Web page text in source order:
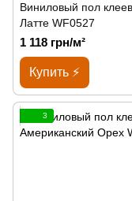
Виниловый пол
Латте WF0527
1 118 грн/м²
Купить ⚡
3